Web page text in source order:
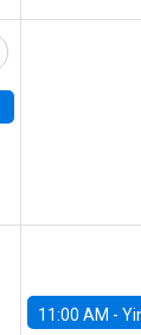
11:00 AM -Ying